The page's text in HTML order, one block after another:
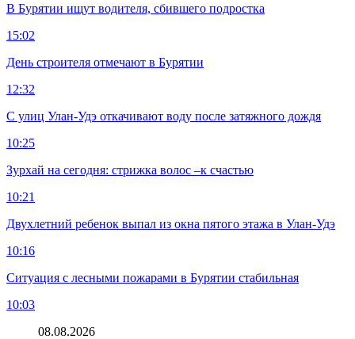
В Бурятии ищут водителя, сбившего подростка
15:02
День строителя отмечают в Бурятии
12:32
С улиц Улан-Удэ откачивают воду после затяжного дождя
10:25
Зурхай на сегодня: стрижка волос –к счастью
10:21
Двухлетний ребенок выпал из окна пятого этажа в Улан-Удэ
10:16
Ситуация с лесными пожарами в Бурятии стабильная
10:03
08.08.2026